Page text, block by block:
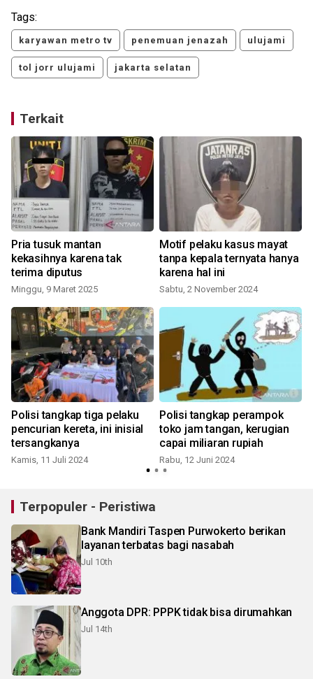
Tags:
karyawan metro tv penemuan jenazah ulujami
tol jorr ulujami jakarta selatan
Terkait
Pria tusuk mantan
kekasihnya karena tak
terima diputus
Minggu, 9 Maret 2025
Motif pelaku kasus mayat
tanpa kepala ternyata hanya
karena hal ini
Sabtu, 2 November 2024
Polisi tangkap tiga pelaku
pencurian kereta, ini inisial
tersangkanya
Kamis, 11 Juli 2024
Polisi tangkap perampok
toko jam tangan, kerugian
capai miliaran rupiah
Rabu, 12 Juni 2024
Terpopuler - Peristiwa
Bank Mandiri Taspen Purwokerto berikan
layanan terbatas bagi nasabah
Jul 10th
Anggota DPR: PPPK tidak bisa dirumahkan
Jul 14th